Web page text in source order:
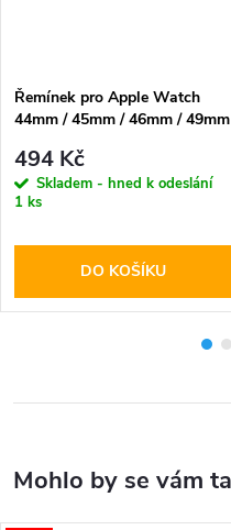
Řemínek pro Apple Watch
44mm / 45mm / 46mm / 49mm
Navy
494 Kč
Skladem - hned k odeslání
1 ks
DO KOŠÍKU